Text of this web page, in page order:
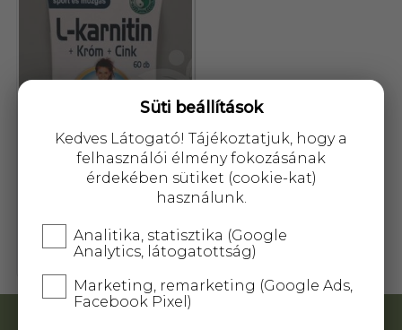
3 547,-
Dr.chen l-karnitin 500, króm
Süti beállítások
Kedves Látogató! Tájékoztatjuk, hogy a
felhasználói élmény fokozásának
érdekében sütiket (cookie-kat)
használunk.
Analitika, statisztika (Google
Analytics, látogatottság)
Marketing, remarketing (Google Ads,
Facebook Pixel)